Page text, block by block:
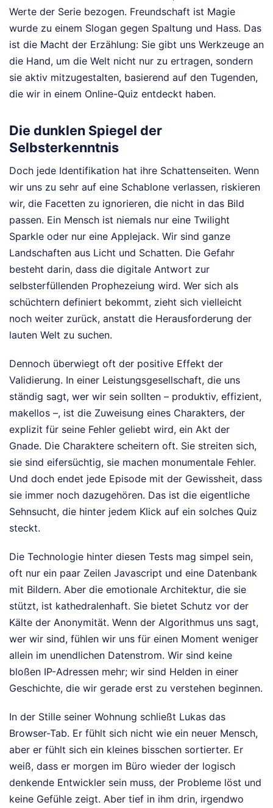
Werte der Serie bezogen. Freundschaft ist Magie
wurde zu einem Slogan gegen Spaltung und Hass. Das
ist die Macht der Erzählung: Sie gibt uns Werkzeuge an
die Hand, um die Welt nicht nur zu ertragen, sondern
sie aktiv mitzugestalten, basierend auf den Tugenden,
die wir in einem Online-Quiz entdeckt haben.
Die dunklen Spiegel der
Selbsterkenntnis
Doch jede Identifikation hat ihre Schattenseiten. Wenn
wir uns zu sehr auf eine Schablone verlassen, riskieren
wir, die Facetten zu ignorieren, die nicht in das Bild
passen. Ein Mensch ist niemals nur eine Twilight
Sparkle oder nur eine Applejack. Wir sind ganze
Landschaften aus Licht und Schatten. Die Gefahr
besteht darin, dass die digitale Antwort zur
selbsterfüllenden Prophezeiung wird. Wer sich als
schüchtern definiert bekommt, zieht sich vielleicht
noch weiter zurück, anstatt die Herausforderung der
lauten Welt zu suchen.
Dennoch überwiegt oft der positive Effekt der
Validierung. In einer Leistungsgesellschaft, die uns
ständig sagt, wer wir sein sollten – produktiv, effizient,
makellos –, ist die Zuweisung eines Charakters, der
explizit für seine Fehler geliebt wird, ein Akt der
Gnade. Die Charaktere scheitern oft. Sie streiten sich,
sie sind eifersüchtig, sie machen monumentale Fehler.
Und doch endet jede Episode mit der Gewissheit, dass
sie immer noch dazugehören. Das ist die eigentliche
Sehnsucht, die hinter jedem Klick auf ein solches Quiz
steckt.
Die Technologie hinter diesen Tests mag simpel sein,
oft nur ein paar Zeilen Javascript und eine Datenbank
mit Bildern. Aber die emotionale Architektur, die sie
stützt, ist kathedralenhaft. Sie bietet Schutz vor der
Kälte der Anonymität. Wenn der Algorithmus uns sagt,
wer wir sind, fühlen wir uns für einen Moment weniger
allein im unendlichen Datenstrom. Wir sind keine
bloßen IP-Adressen mehr; wir sind Helden in einer
Geschichte, die wir gerade erst zu verstehen beginnen.
In der Stille seiner Wohnung schließt Lukas das
Browser-Tab. Er fühlt sich nicht wie ein neuer Mensch,
aber er fühlt sich ein kleines bisschen sortierter. Er
weiß, dass er morgen im Büro wieder der logisch
denkende Entwickler sein muss, der Probleme löst und
keine Gefühle zeigt. Aber tief in ihm drin, irgendwo